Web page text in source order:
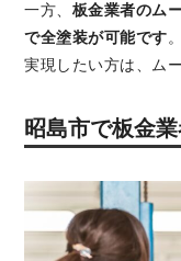
一方、 板金業者のム
で全塗装が可能です
実現したい方は、ム
昭島市で板金